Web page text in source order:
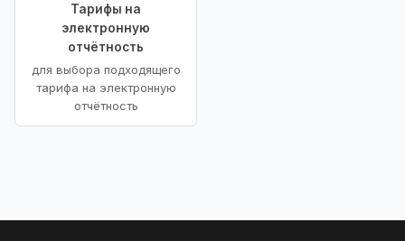
Тарифы на
электронную
отчётность
для выбора подходящего
тарифа на электронную
отчётность